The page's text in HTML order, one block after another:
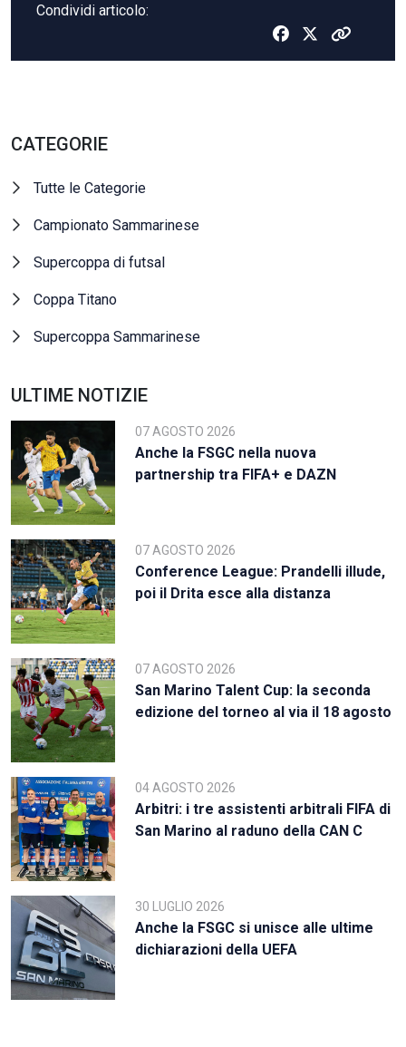
Condividi articolo:
CATEGORIE
Tutte le Categorie
Campionato Sammarinese
Supercoppa di futsal
Coppa Titano
Supercoppa Sammarinese
ULTIME NOTIZIE
07 AGOSTO 2026
Anche la FSGC nella nuova
partnership tra FIFA+ e DAZN
07 AGOSTO 2026
Conference League: Prandelli illude,
poi il Drita esce alla distanza
07 AGOSTO 2026
San Marino Talent Cup: la seconda
edizione del torneo al via il 18 agosto
04 AGOSTO 2026
Arbitri: i tre assistenti arbitrali FIFA di
San Marino al raduno della CAN C
30 LUGLIO 2026
Anche la FSGC si unisce alle ultime
dichiarazioni della UEFA